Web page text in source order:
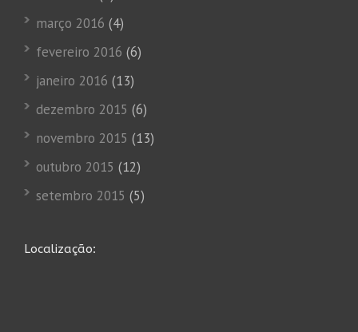
março 2016 (4)
fevereiro 2016 (6)
janeiro 2016 (13)
dezembro 2015 (6)
novembro 2015 (13)
outubro 2015 (12)
setembro 2015 (5)
Localização: